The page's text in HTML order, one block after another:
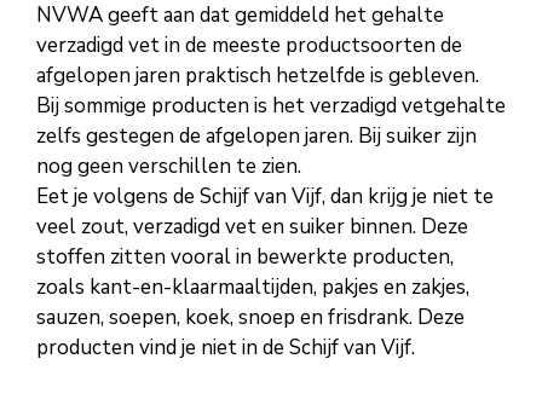
NVWA geeft aan dat gemiddeld het gehalte
verzadigd vet in de meeste productsoorten de
afgelopen jaren praktisch hetzelfde is gebleven.
Bij sommige producten is het verzadigd vetgehalte
zelfs gestegen de afgelopen jaren. Bij suiker zijn
nog geen verschillen te zien.
Eet je volgens de Schijf van Vijf, dan krijg je niet te
veel zout, verzadigd vet en suiker binnen. Deze
stoffen zitten vooral in bewerkte producten,
zoals kant-en-klaarmaaltijden, pakjes en zakjes,
sauzen, soepen, koek, snoep en frisdrank. Deze
producten vind je niet in de Schijf van Vijf.